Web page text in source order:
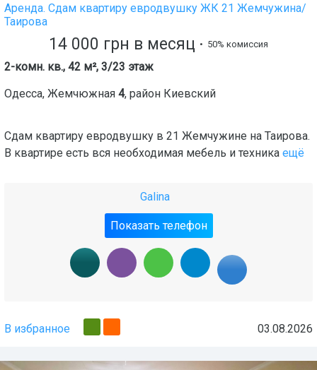
Аренда. Сдам квартиру евродвушку ЖК 21 Жемчужина/
Таирова
14 000 грн в месяц • 50% комиссия
2-комн. кв., 42 м², 3/23 этаж
Одесса, Жемчюжная 4, район Киевский
Сдам квартиру евродвушку в 21 Жемчужине на Таирова.
В квартире есть вся необходимая мебель и техника ещё
Galina
Показать телефон
В избранное 03.08.2026